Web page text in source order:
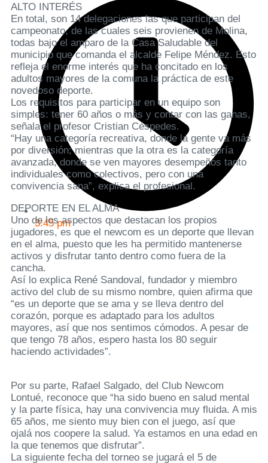
3:45 pm
ALTO INTERÉS
En total, son 14 delegaciones las que participan del
campeonato, de las cuales seis provienen de Molina,
todas bajo el amparo de la Casa Saludable del
municipio que comanda el alcalde Felipe Méndez. Esto
refleja el enorme interés que ha concitado en los
adultos mayores de la comuna la práctica de este
novedoso deporte.
Los requisitos para participar en un equipo son
simples: tener 60 años o más y contar con las ganas,
señala el profesor Cristian Céspedes.
“Hay una categoría recreativa, donde la gente va más
por diversión; mientras que la otra es la categoría
avanzada, donde se ven mayores desempeños tanto
individuales como colectivos, pero con una
convivencia sana”, explica el profesional.
DEPORTE EN EL ALMA
Uno de los aspectos que destacan los propios
jugadores, es que el newcom es un deporte que llevan
en el alma, puesto que les ha permitido mantenerse
activos y disfrutar tanto dentro como fuera de la
cancha.
Así lo explica René Sandoval, fundador y miembro
activo del club de su mismo nombre, quien afirma que
“es un deporte que se ama y se lleva dentro del
corazón, porque es adaptado para los adultos
mayores, así que nos sentimos cómodos. A pesar de
que tengo 78 años, espero hasta los 80 seguir
haciendo actividades”.
Por su parte, Rafael Salgado, del Club Newcom
Lontué, reconoce que “ha sido bueno en salud mental
y la parte física, hay una convivencia muy fluida. A mis
65 años, me siento muy bien con el juego, así que
ojalá nos coopere la salud. Ya estamos en una edad en
la que tenemos que disfrutar”.
La siguiente fecha del torneo se jugará el 5 de